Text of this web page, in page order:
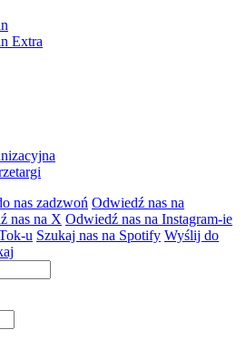
Extra
nas zadzwoń Odwiedź nas na
nas na X Odwiedź nas na Instagram-ie
u Szukaj nas na Spotify Wyślij do